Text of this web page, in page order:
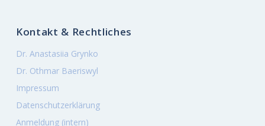
Kontakt & Rechtliches
Dr. Anastasiia Grynko
Dr. Othmar Baeriswyl
Impressum
Datenschutzerklärung
Anmeldung (intern)